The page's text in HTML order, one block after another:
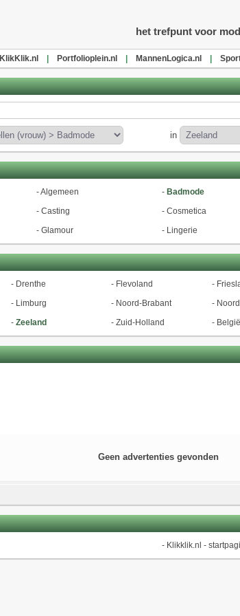
het trefpunt voor
KlikKlik.nl Portfolioplein.nl MannenLogica.nl
in
-Algemeen - Badmode
- Casting - Cosmetica
- Glamour - Lingerie
- Drenthe - Flevoland -
- Limburg - Noord-Brabant -
- Zeeland - Zuid-Holland - België
Geen advertenties gevonden
- Klikklik.nl -